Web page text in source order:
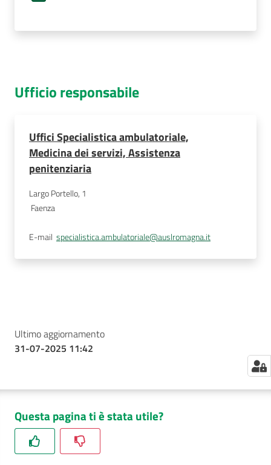
Ufficio responsabile
Uffici Specialistica ambulatoriale,
Medicina dei servizi, Assistenza
penitenziaria
Largo Portello, 1
Faenza
E-mail specialistica.ambulatoriale@auslromagna.it
Ultimo aggiornamento
31-07-2025 11:42
Questa pagina ti è stata utile?